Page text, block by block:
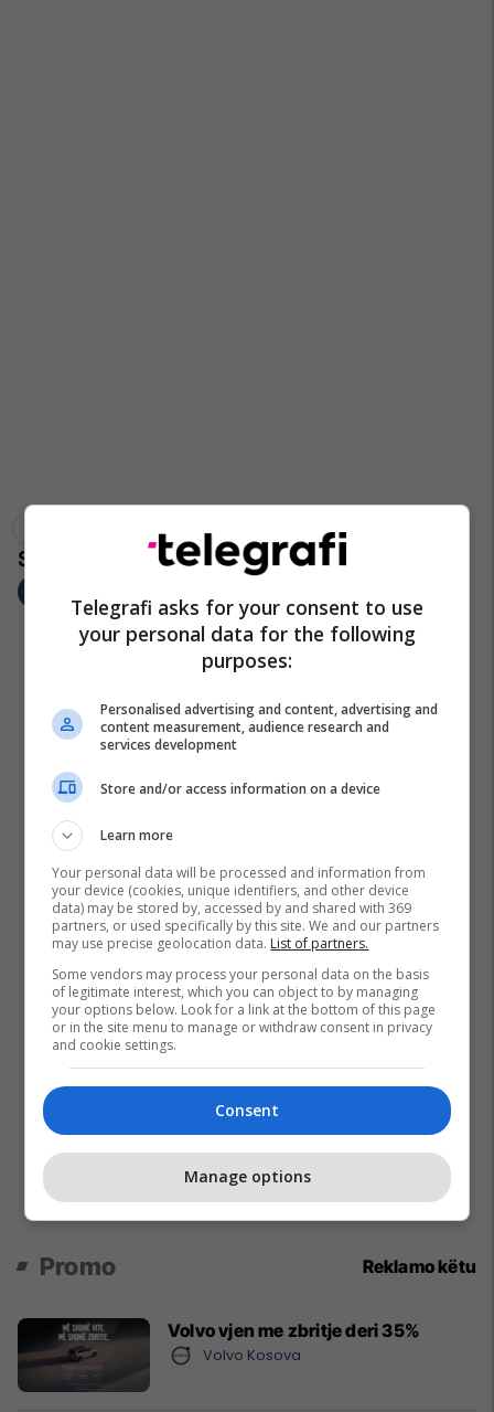
Obiliq
Promo Reklamo këtu
Volvo vjen me zbritje deri 35%
Volvo Kosova
Telegrafi asks for your consent to use
your personal data for the following
purposes:
Personalised advertising and content, advertising and
content measurement, audience research and
services development
Store and/or access information on a device
Learn more
Your personal data will be processed and information from
your device (cookies, unique identifiers, and other device
data) may be stored by, accessed by and shared with 369
partners, or used specifically by this site. We and our partners
may use precise geolocation data. List of partners.
Some vendors may process your personal data on the basis
of legitimate interest, which you can object to by managing
your options below. Look for a link at the bottom of this page
or in the site menu to manage or withdraw consent in privacy
and cookie settings.
Consent
Manage options